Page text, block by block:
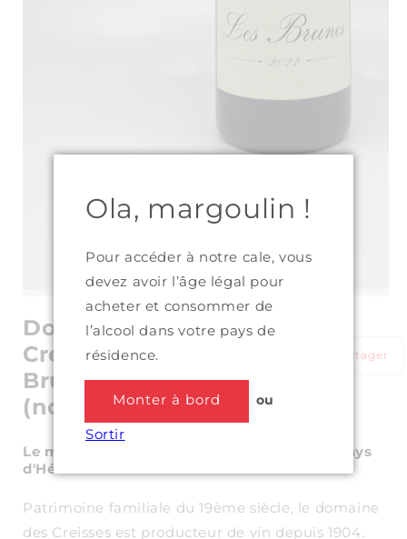
Ola, margoulin !
Pour accéder à notre cale, vous
devez avoir l’âge légal pour
acheter et consommer de
l’alcool dans votre pays de
résidence.
Monter à bord ou
Sortir
Partager
Domaine des
Creisses - Les
Brunes 2023
(nous consulter)
Le mot des Trois Pinardiers sur cette IGP Pays
d'Hérault
Patrimoine familiale du 19ème siècle, le domaine
des Creisses est producteur de vin depuis 1904.